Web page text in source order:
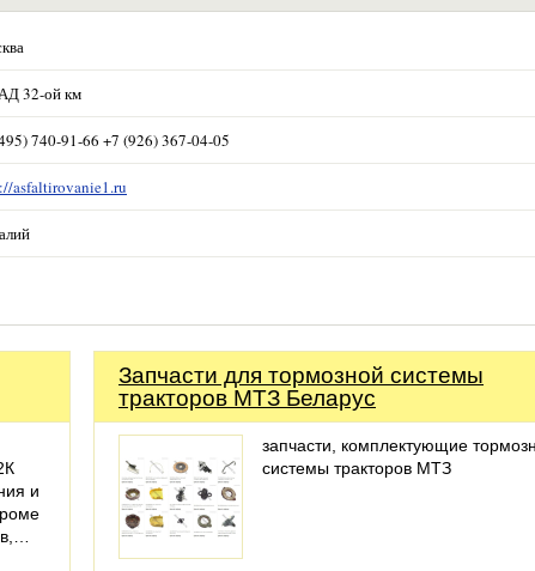
32-ой км
740-91-66 +7 (926) 367-04-05
asfaltirovanie1.ru
и
Запчасти для тормозной системы
тракторов МТЗ Беларус
запчасти, комплектующие
системы тракторов МТЗ